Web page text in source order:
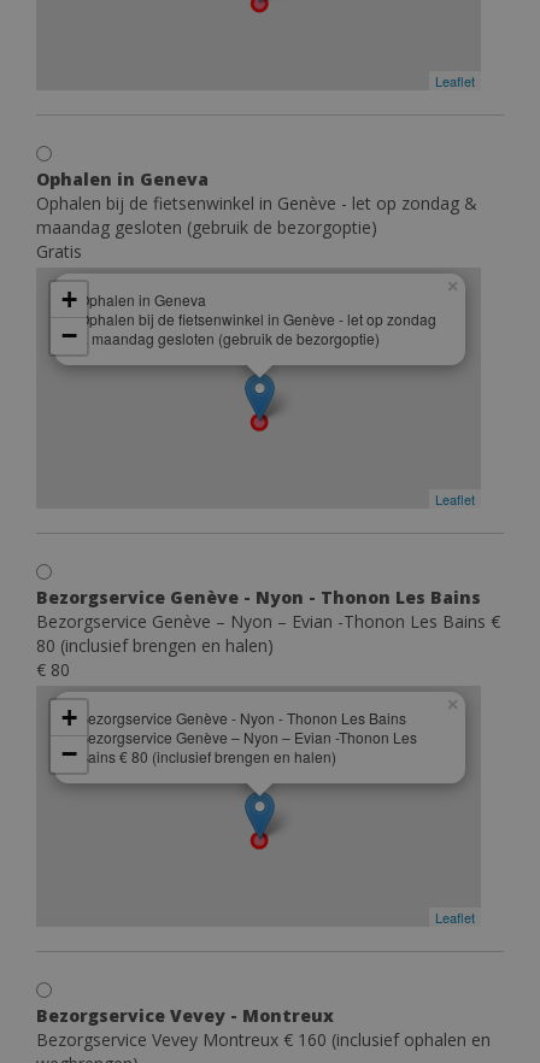
Leaflet
Ophalen in Geneva
Ophalen bij de fietsenwinkel in Genève - let op zondag &
maandag gesloten (gebruik de bezorgoptie)
Gratis
Ophalen in Geneva
Ophalen bij de fietsenwinkel in Genève - let op zondag
& maandag gesloten (gebruik de bezorgoptie)
×
+
−
Leaflet
Bezorgservice Genève - Nyon - Thonon Les Bains
Bezorgservice Genève – Nyon – Evian -Thonon Les Bains €
80 (inclusief brengen en halen)
€ 80
Bezorgservice Genève - Nyon - Thonon Les Bains
Bezorgservice Genève – Nyon – Evian -Thonon Les
Bains € 80 (inclusief brengen en halen)
×
+
−
Leaflet
Bezorgservice Vevey - Montreux
Bezorgservice Vevey Montreux € 160 (inclusief ophalen en